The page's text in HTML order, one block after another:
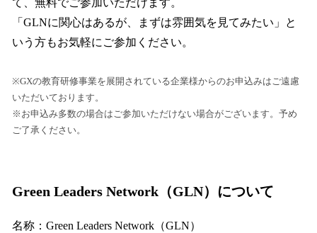
「GLNに関心はあるが、まずは雰囲気を見てみたい」と
いう方もお気軽にご参加ください。
※GXの教育研修事業を展開されている企業様からのお申込みはご遠慮
いただいております。
※お申込み多数の場合はご参加いただけない場合がございます。予め
ご了承ください。
Green Leaders Network（GLN）について
名称：Green Leaders Network（GLN）